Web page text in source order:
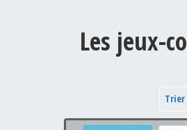
Les jeux-
Trier